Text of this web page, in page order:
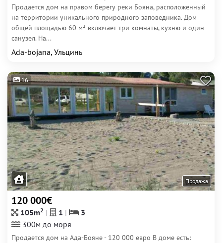
Продается дом на правом берегу реки Бояна, расположенный
на территории уникального природного заповедника. Дом
общей площадью 60 м² включает три комнаты, кухню и один
санузел. На...
Ada-bojana, Ульцинь
16
Продажа
120 000€
105m2 1
3
300м до моря
Продается дом на Ада-Бояне - 120 000 евро В доме есть: